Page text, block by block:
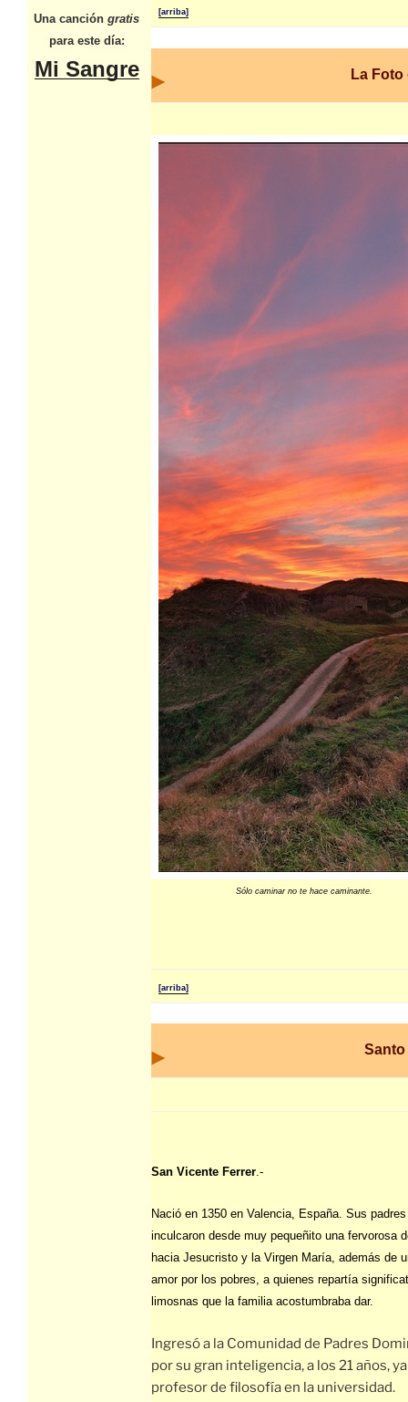
Una canción gratis
para este día:
Mi Sangre
[arriba]
La Foto
Sólo caminar no te hace caminante.
[arriba]
Santo
San Vicente Ferrer .-
Nació en 1350 en Valencia, España. Sus
inculcaron desde muy pequeñito una fervorosa
hacia Jesucristo y la Virgen María, además de
amor por los pobres, a quienes repartía
limosnas que la familia acostumbraba dar.
Ingresó a la Comunidad de Padres
por su gran inteligencia, a los 21 años,
profesor de filosofía en la universidad.